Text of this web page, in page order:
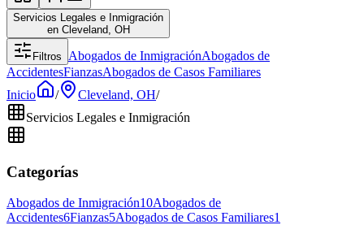
Servicios Legales e Inmigración
en Cleveland, OH
Filtros Abogados de InmigraciónAbogados de
AccidentesFianzasAbogados de Casos Familiares
Inicio
/ Cleveland, OH/
Servicios Legales e Inmigración
Categorías
Abogados de Inmigración10Abogados de
Accidentes6Fianzas5Abogados de Casos Familiares1